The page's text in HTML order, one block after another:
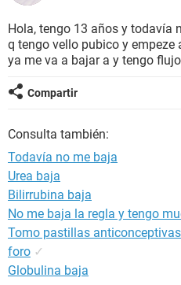
BIENESTAR
Hola, tengo 13 años y todavía
q tengo vello pubico y empeze
ya me va a bajar a y tengo
Compartir
Consulta también:
Todavía no me baja
Urea baja
Bilirrubina baja
No me baja la regla y tengo
Tomo pastillas
foro ✓
Globulina baja